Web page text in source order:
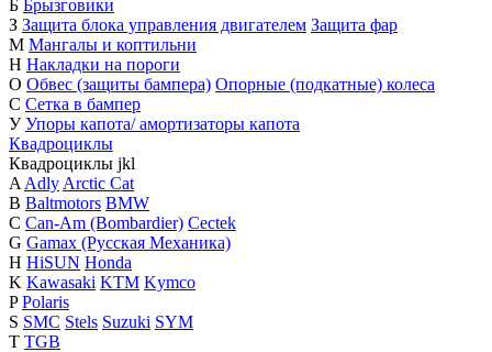
Б Брызговики
З Защита блока управления двигателем Защита фар
М Мангалы и коптильни
Н Накладки на пороги
О Обвес (защиты бампера) Опорные (подкатные) колеса
С Сетка в бампер
У Упоры капота/ амортизаторы капота
Квадроциклы
Квадроциклы jkl
A Adly Arctic Cat
B Baltmotors BMW
C Can-Am (Bombardier) Cectek
G Gamax (Русская Механика)
H HiSUN Honda
K Kawasaki KTM Kymco
P Polaris
S SMC Stels Suzuki SYM
T TGB